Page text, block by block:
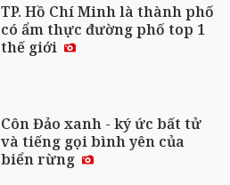
TP. Hồ Chí Minh là thành phố
có ẩm thực đường phố top 1
thế giới
Côn Đảo xanh - ký ức bất tử
và tiếng gọi bình yên của
biển rừng